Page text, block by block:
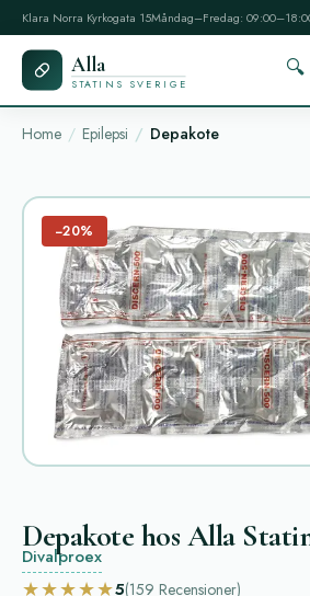
Klara Norra Kyrkogata 15Måndag–Fredag:
Alla
STATINS SVERIGE
🔍
Home Epilepsi Depakote
−20%
Depakote hos Alla
Divalproex
★★★★★5(159 Recensioner)